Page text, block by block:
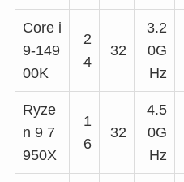
Core i
9-149
00K
2
4
32
3.2
0G
Hz
Ryze
n 9 7
950X
1
6
32
4.5
0G
Hz